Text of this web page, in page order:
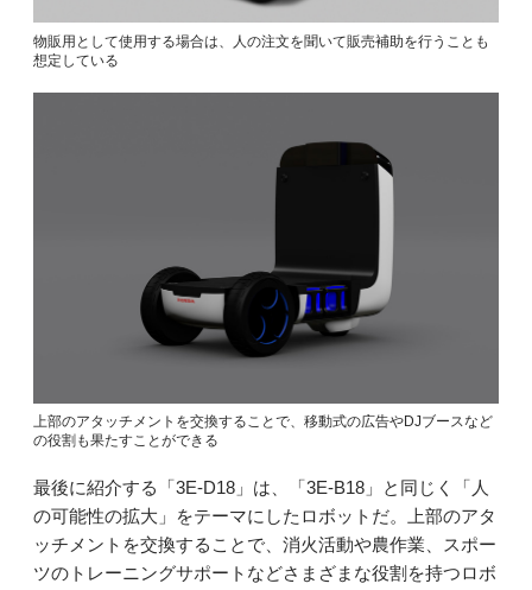
物販用として使用する場合は、人の注文を聞いて販売補助を行うことも
想定している
上部のアタッチメントを交換することで、移動式の広告やDJブースなど
の役割も果たすことができる
最後に紹介する「3E-D18」は、「3E-B18」と同じく「人
の可能性の拡大」をテーマにしたロボットだ。上部のアタ
ッチメントを交換することで、消火活動や農作業、スポー
ツのトレーニングサポートなどさまざまな役割を持つロボ